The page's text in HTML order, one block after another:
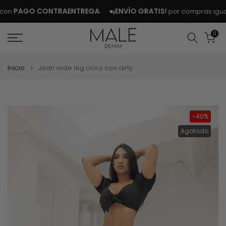
Ir
al
contenido
PAGO CONTRAENTREGA ¡ENVÍO GRATIS!por compras iguales
0
Inicio Jean wide leg claro con dirty.
-40%
Agotado